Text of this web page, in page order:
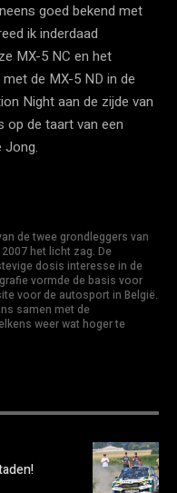
goed bekend met
ik inderdaad
MX-5 NC en het
de MX-5 ND in de
Night aan de zijde van
op de taart van een
Jong.
de twee grondleggers van
het licht zag. De
dosis interesse in de
vormde de basis voor
voor de autosport in België.
samen met de
weer wat hoger te